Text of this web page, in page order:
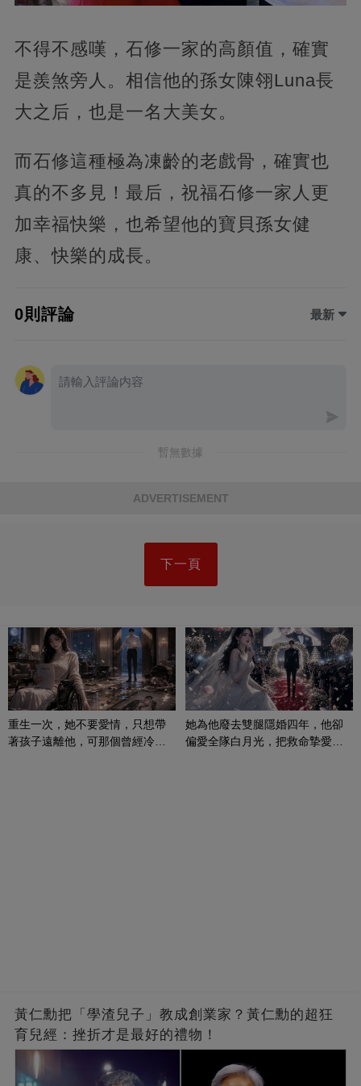
不得不感嘆，石修一家的高顏值，確實
是羨煞旁人。相信他的孫女陳翎Luna長
大之后，也是一名大美女。
而石修這種極為凍齡的老戲骨，確實也
真的不多見！最后，祝福石修一家人更
加幸福快樂，也希望他的寶貝孫女健
康、快樂的成長。
0則評論 最新
暫無數據
ADVERTISEMENT
下一頁
重生一次，她不要愛情，只想帶
著孩子遠離他，可那個曾經冷漠
她為他廢去雙腿隱婚四年，他卻
偏愛全隊白月光，把救命摯愛當
黃仁勳把「學渣兒子」教成創業家？黃仁勳的超狂
育兒經：挫折才是最好的禮物！